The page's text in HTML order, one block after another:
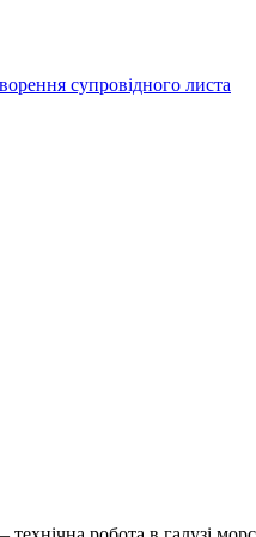
супровідного листа